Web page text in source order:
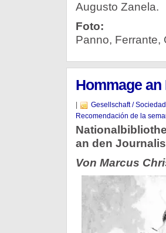
Augusto Zanela.
Foto:
Panno, Ferrante,
Hommage
Gesellschaft / Sociedad
Recomendación de la
an den
Von Marcus